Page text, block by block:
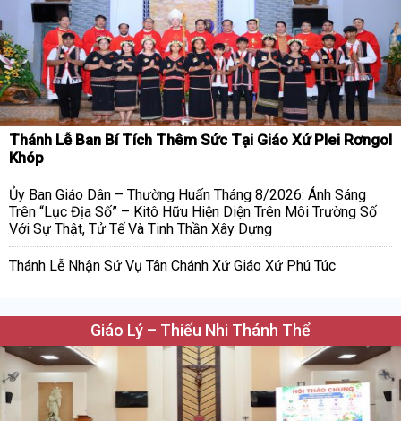
Thánh Lễ Ban Bí Tích Thêm Sức Tại Giáo Xứ Plei Rơngol
Khóp
Ủy Ban Giáo Dân – Thường Huấn Tháng 8/2026: Ánh Sáng
Trên “Lục Địa Số” – Kitô Hữu Hiện Diện Trên Môi Trường Số
Với Sự Thật, Tử Tế Và Tinh Thần Xây Dựng
Thánh Lễ Nhận Sứ Vụ Tân Chánh Xứ Giáo Xứ Phú Túc
Giáo Lý – Thiếu Nhi Thánh Thể